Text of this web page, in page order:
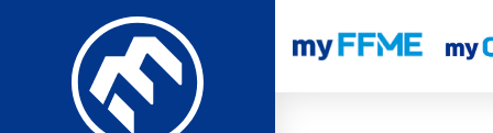
Les compétitions Calendrier de compétitions Classements